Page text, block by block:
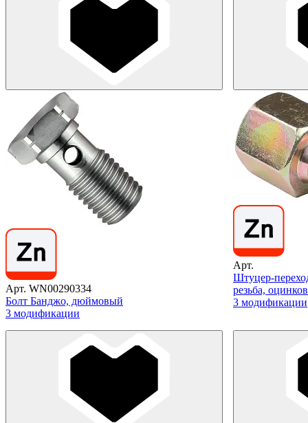
Арт. WN00290334
Болт Банджо, дюймовый
3 модификации
Арт.
Штуцер-
резьба,
3 модификации